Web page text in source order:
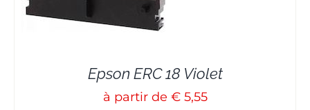
Epson ERC 18 Violet
à partir de € 5,55